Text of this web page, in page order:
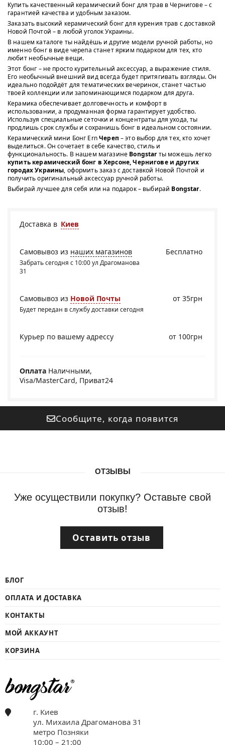
Купить качественный керамический бонг для трав в Чернигове – с
гарантией качества и удобным заказом.
Заказать высокий керамический бонг для курения трав с доставкой
Новой Почтой – в любой уголок Украины.
В нашем каталоге ты найдёшь и другие модели ручной работы, но
именно бонг в виде черепа станет ярким подарком для тех, кто
любит необычные вещи.
Этот бонг – не просто курительный аксессуар, а выражение стиля.
Его необычный внешний вид всегда будет притягивать взгляды. Он
идеально подойдёт для тематических вечеринок, станет частью
твоей коллекции или запоминающимся подарком для друга.
Керамика обеспечивает долговечность и комфорт в
использовании, а продуманная форма гарантирует удобство.
Используя специальные сеточки и концентраты для ухода, ты
продлишь срок службы и сохранишь бонг в идеальном состоянии.
Керамический мини Бонг ErnЧереп – это выбор для тех, кто хочет
выделиться. Он сочетает в себе качество, стиль и
функциональность. В нашем магазине Bongstarты можешь легко
купить керамический бонг в Херсоне, Чернигове и других
городах Украины, оформить заказ с доставкой Новой Почтой и
получить оригинальный аксессуар ручной работы.
Выбирай лучшее для себя или на подарок – выбирай Bongstar.
Доставка в Киев
Бесплатно
Самовывоз из наших магазинов
Забрать сегодня с 10:00 ул Драгоманова
31
Самовывоз из Новой Почты
Будет передан в службу доставки сегодня
от 35грн
Курьер по вашему адрессу от 100грн
Оплата Наличными,
Visa/MasterCard, Приват24
Сообщите, когда появится
ОТЗЫВЫ
Уже осуществили покупку? Оставьте свой
отзыв!
Оставить отзыв
БЛОГ
ОПЛАТА И ДОСТАВКА
КОНТАКТЫ
МОЙ АККАУНТ
КОРЗИНА
г. Киев
ул. Михаила Драгоманова 31
метро Позняки
10:00 – 21:00